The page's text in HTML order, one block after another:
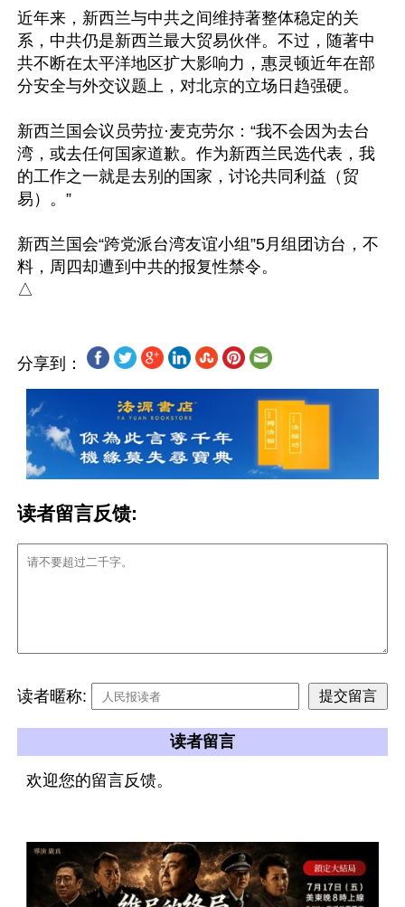
近年来，新西兰与中共之间维持著整体稳定的关
系，中共仍是新西兰最大贸易伙伴。不过，随著中
共不断在太平洋地区扩大影响力，惠灵顿近年在部
分安全与外交议题上，对北京的立场日趋强硬。
新西兰国会议员劳拉·麦克劳尔：“我不会因为去台
湾，或去任何国家道歉。作为新西兰民选代表，我
的工作之一就是去别的国家，讨论共同利益（贸
易）。”
新西兰国会“跨党派台湾友谊小组”5月组团访台，不
料，周四却遭到中共的报复性禁令。
分享到：
读者留言反馈:
读者暱称:
读者留言
欢迎您的留言反馈。